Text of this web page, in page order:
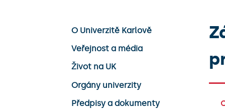
O Univerzitě Karlově
Veřejnost a média
Život na UK
Orgány univerzity
Předpisy a dokumenty